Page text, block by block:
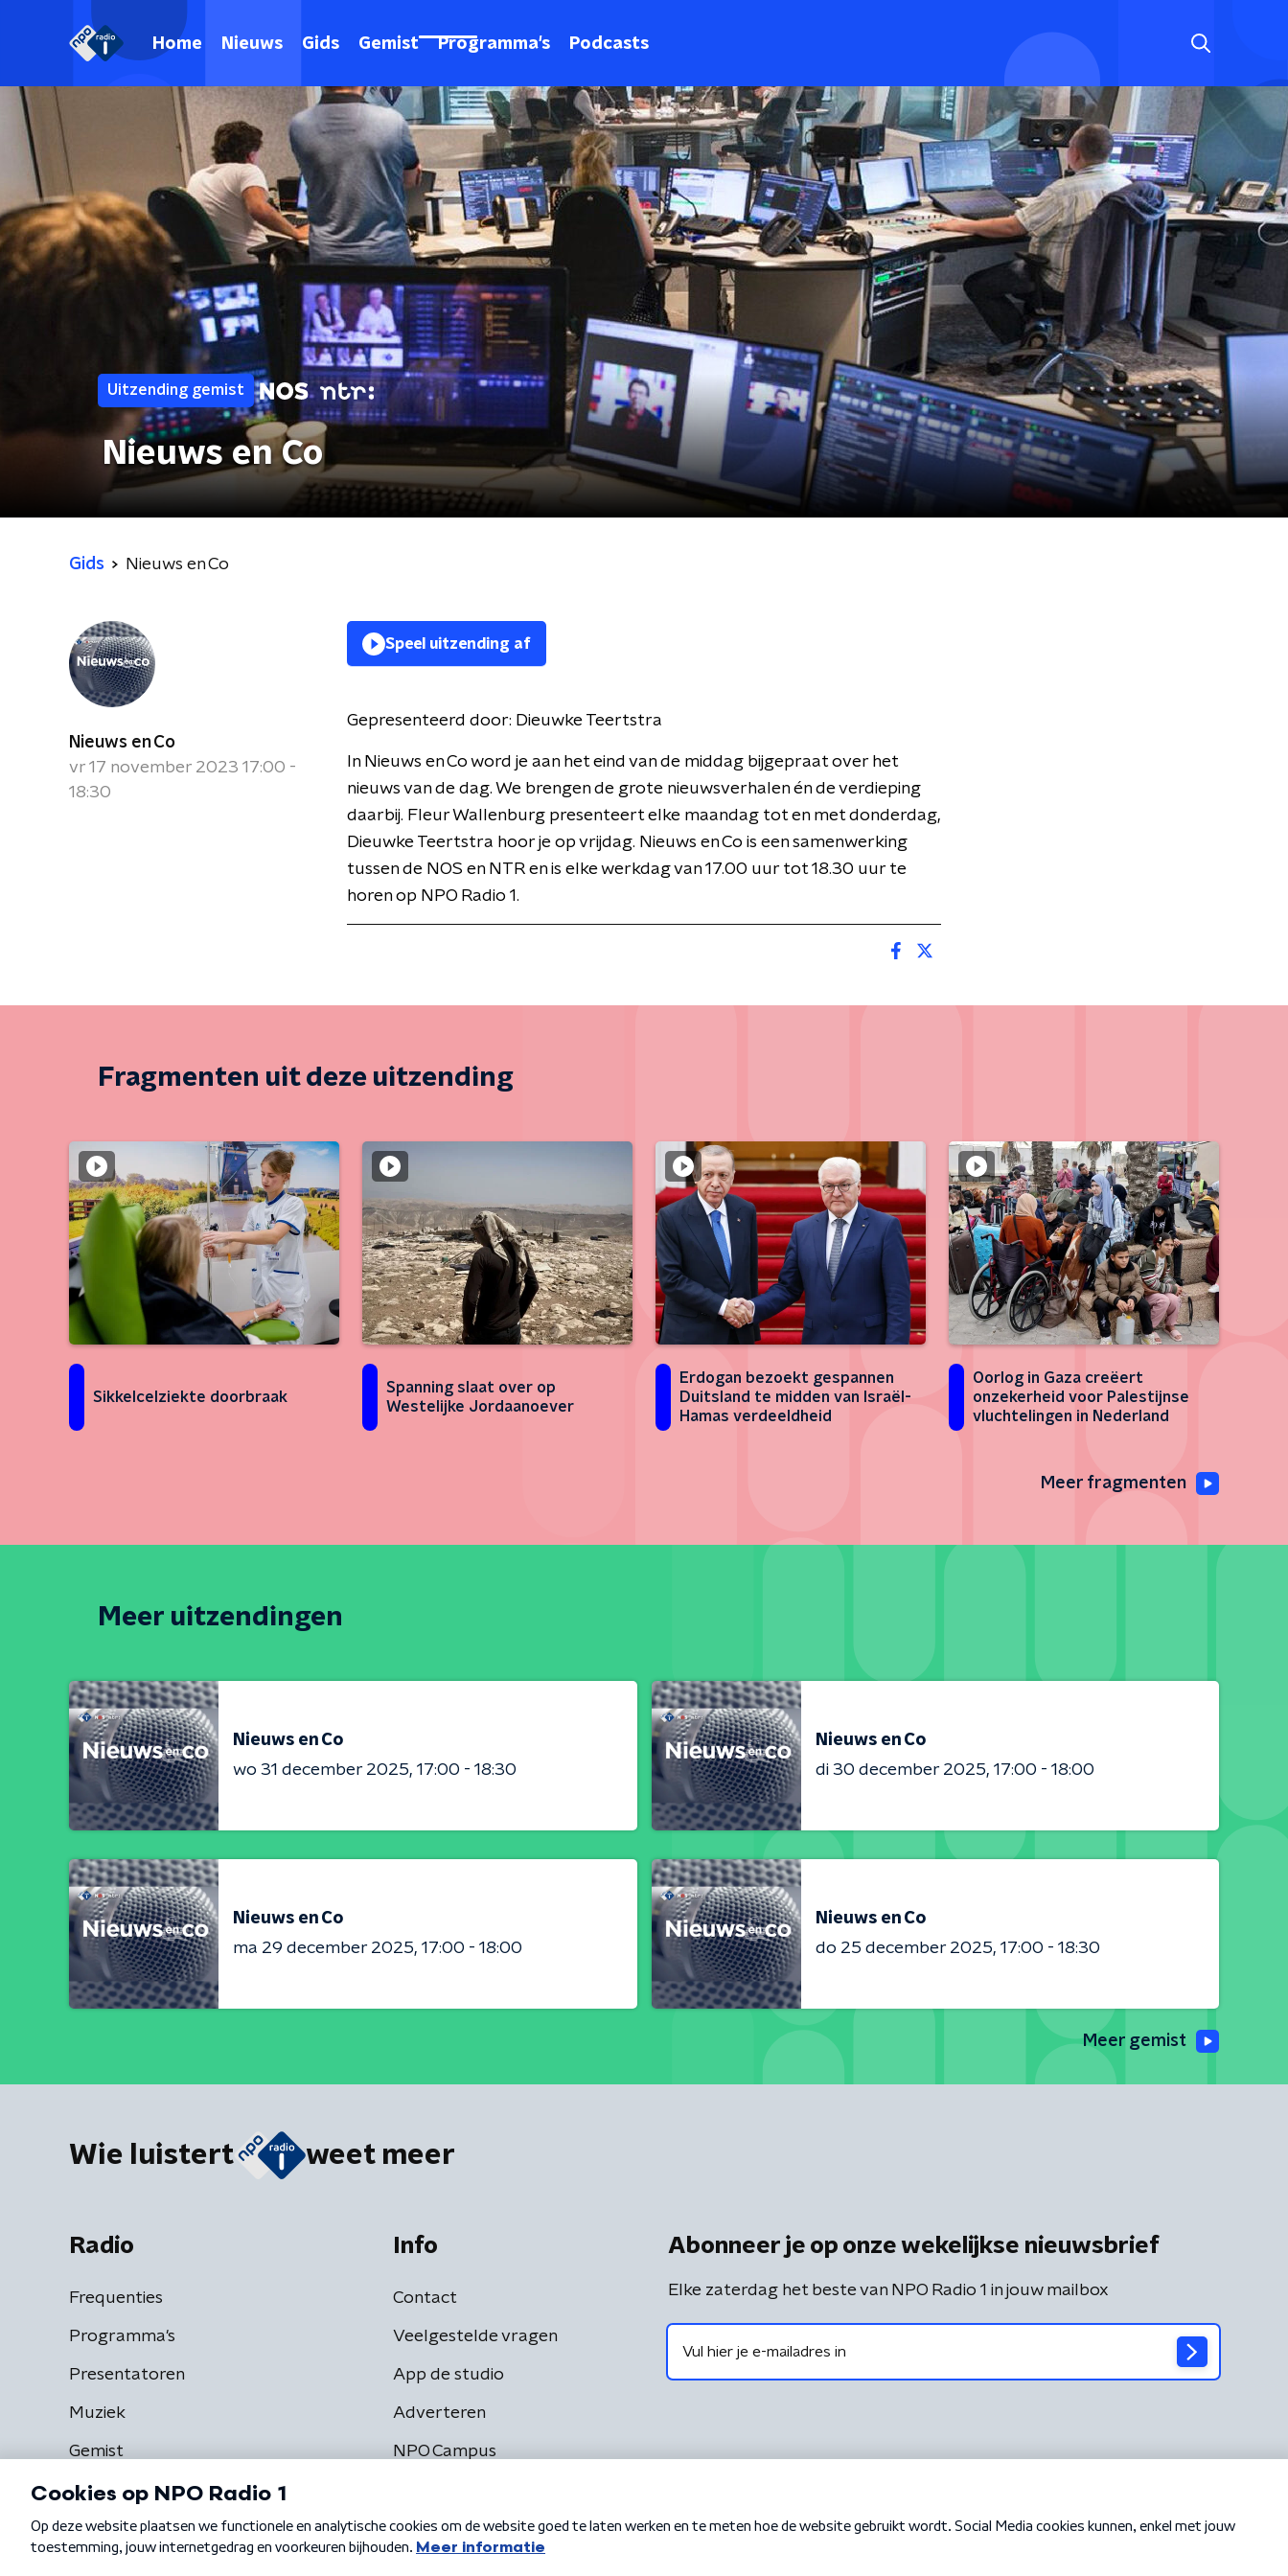
Home Nieuws Gids Gemist Programma's Podcasts
Uitzending gemist
Nieuws en Co
Gids Nieuws en Co
Nieuws en Co
vr 17 november 2023 17:00 -
18:30
Speel uitzending af
Gepresenteerd door: Dieuwke Teertstra
In Nieuws en Co word je aan het eind van de middag bijgepraat over het
nieuws van de dag. We brengen de grote nieuwsverhalen én de verdieping
daarbij. Fleur Wallenburg presenteert elke maandag tot en met donderdag,
Dieuwke Teertstra hoor je op vrijdag. Nieuws en Co is een samenwerking
tussen de NOS en NTR en is elke werkdag van 17.00 uur tot 18.30 uur te
horen op NPO Radio 1.
Fragmenten uit deze uitzending
Sikkelcelziekte doorbraak
Spanning slaat over op
Westelijke Jordaanoever
Erdogan bezoekt gespannen
Duitsland te midden van Israël-
Hamas verdeeldheid
Oorlog in Gaza creëert
onzekerheid voor Palestijnse
vluchtelingen in Nederland
Meer fragmenten
Meer uitzendingen
Nieuws en Co
wo 31 december 2025 17:00 - 18:30
Nieuws en Co
di 30 december 2025 17:00 - 18:00
Nieuws en Co
ma 29 december 2025 17:00 - 18:00
Nieuws en Co
do 25 december 2025 17:00 - 18:30
Meer gemist
Wie luistert weet meer
Radio
Frequenties
Programma's
Presentatoren
Muziek
Gemist
Info
Contact
Veelgestelde vragen
App de studio
Adverteren
NPO Campus
Abonneer je op onze wekelijkse nieuwsbrief
Elke zaterdag het beste van NPO Radio 1 in jouw mailbox
Algemene voorwaarden Privacybeleid